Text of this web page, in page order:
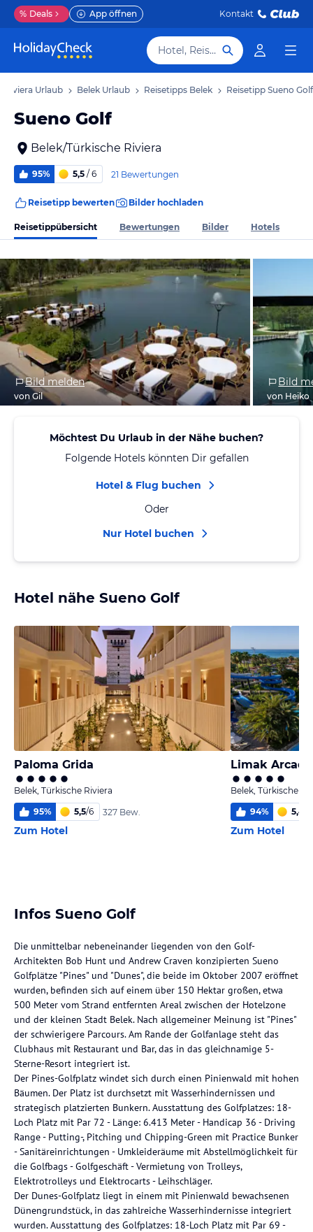
% Deals App öffnen Kontakt
Hotel, Reiseziel
Riviera Urlaub Belek Urlaub Reisetipps Belek Reisetipp Sueno Golf
Sueno Golf
Belek/Türkische Riviera
95% 5,5 / 6 21 Bewertungen
Reisetipp bewerten Bilder hochladen
Reisetippübersicht Bewertungen Bilder Hotels
Bild melden
von Gil
Bild
von Heiko
Möchtest Du Urlaub in der Nähe buchen?
Folgende Hotels könnten Dir gefallen
Hotel & Flug buchen
Oder
Nur Hotel buchen
Hotel nähe Sueno Golf
Paloma Grida
Belek, Türkische Riviera
95% 5,5/6 327 Bew.
Zum Hotel
Limak
Belek, Türkische
94% 5,4
Zum Hotel
Infos Sueno Golf
Die unmittelbar nebeneinander liegenden von den Golf-
Architekten Bob Hunt und Andrew Craven konzipierten Sueno
Golfplätze "Pines" und "Dunes", die beide im Oktober 2007 eröffnet
wurden, befinden sich auf einem über 150 Hektar großen, etwa
500 Meter vom Strand entfernten Areal zwischen der Hotelzone
und der kleinen Stadt Belek. Nach allgemeiner Meinung ist "Pines"
der schwierigere Parcours. Am Rande der Golfanlage steht das
Clubhaus mit Restaurant und Bar, das in das gleichnamige 5-
Sterne-Resort integriert ist.
Der Pines-Golfplatz windet sich durch einen Pinienwald mit hohen
Bäumen. Der Platz ist durchsetzt mit Wasserhindernissen und
strategisch platzierten Bunkern. Ausstattung des Golfplatzes: 18-
Loch Platz mit Par 72 - Länge: 6.413 Meter - Handicap 36 - Driving
Range - Putting-, Pitching und Chipping-Green mit Practice Bunker
- Sanitäreinrichtungen - Umkleideräume mit Abstellmöglichkeit für
die Golfbags - Golfgeschäft - Vermietung von Trolleys,
Elektrotrolleys und Elektrocarts - Leihschläger.
Der Dunes-Golfplatz liegt in einem mit Pinienwald bewachsenen
Dünengrundstück, in das zahlreiche Wasserhindernisse integriert
wurden. Ausstattung des Golfplatzes: 18-Loch Platz mit Par 69 -